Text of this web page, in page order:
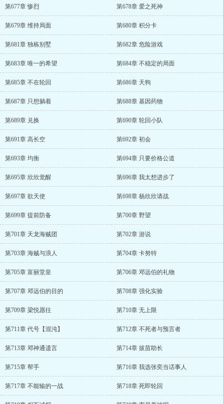
第677章 惨烈 第678章 爱之死神
第679章 维持局面 第680章 积分卡
第681章 独栋别墅 第682章 危险游戏
第683章 唯一的希望 第684章 不稳定的局面
第685章 不在轮回 第686章 天狗
第687章 只想躺着 第688章 基因药物
第689章 兑换 第690章 轮回小队
第691章 高长空 第692章 初会
第693章 均衡 第694章 只要价格公道
第695章 欣欣觉醒 第696章 我太想进步了
第697章 欲天使 第698章 杨欣欣请战
第699章 提前防备 第700章 野望
第701章 天龙海贼团 第702章 游说
第703章 海贼与浪人 第704章 卡努特
第705章 富丽堂皇 第706章 邓远伯的礼物
第707章 邓远伯的目的 第708章 强化实验
第709章 梁悦愿往 第710章 无上限
第711章 代号【混沌】 第712章 不死者与预言者
第713章 邓神通遗言 第714章 拔苗助长
第715章 帮手 第716章 我选张奕当话事人
第717章 不能输的一战 第718章 死即轮回